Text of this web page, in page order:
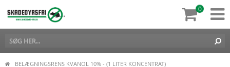
0
BELÆGNINGSRENS KVANOL 10% - (1 LITER KONCENTRAT)